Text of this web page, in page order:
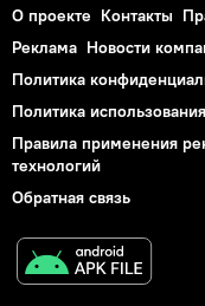
О проекте Контакты
Реклама Новости
Политика
Политика
Правила применения
технологий
Обратная связь